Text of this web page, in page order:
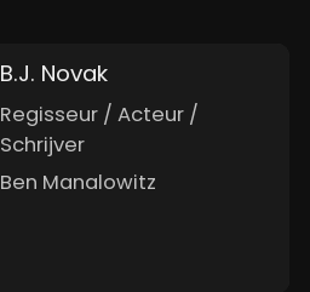
B.J. Novak
Regisseur / Acteur /
Schrijver
Ben Manalowitz